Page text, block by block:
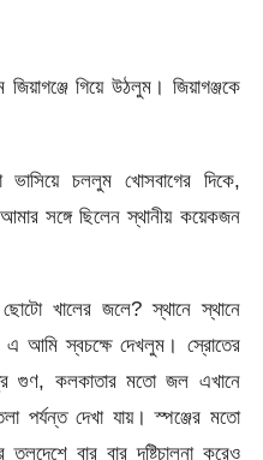
গিয়ে উঠলুম। জিয়াগঞ্জকে
ভাসিয়ে চললুম খোসবাগের দিকে,
সঙ্গে ছিলেন স্থানীয় কয়েকজন
খালের জলে? স্থানে স্থানে
এ আমি স্বচক্ষে দেখলুম। স্রোতের
গুণ, কলকাতার মতো জল এখানে
পর্যন্ত দেখা যায়। স্পঞ্জের মতো
বার বার দৃষ্টিচালনা করেও